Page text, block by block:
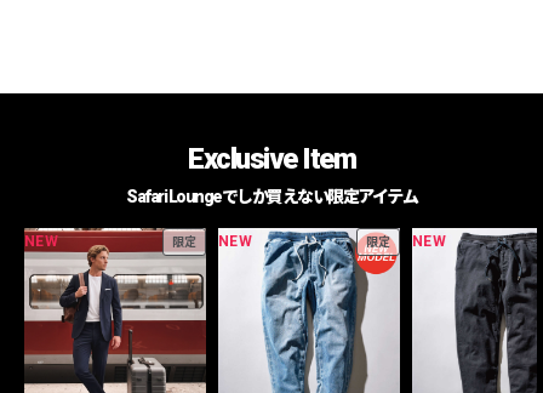
Exclusive Item
Safari Loungeでしか買えない限定アイテム
NEW 限定 NEW 限定 NEW